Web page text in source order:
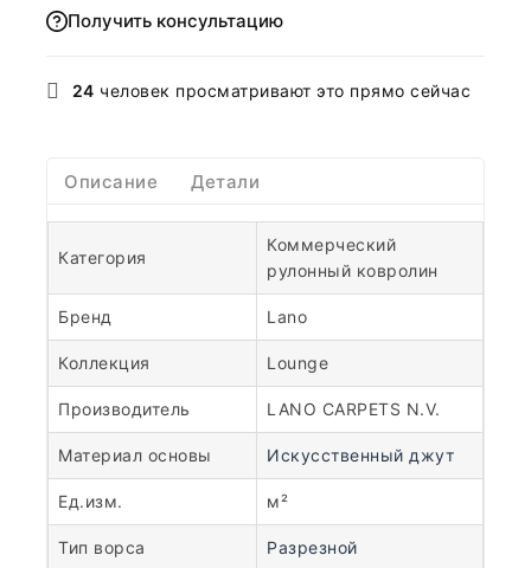
Получить консультацию
24 человек просматривают это прямо сейчас
Описание Детали
Категория
Коммерческий
рулонный ковролин
Бренд Lano
Коллекция Lounge
Производитель LANO CARPETS N.V.
Материал основы Искусственный джут
Ед.изм. м²
Тип ворса Разрезной